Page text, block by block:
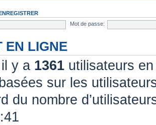
Mot de passe:
EN LIGNE
y a 1361 utilisateurs
sur les
du nombre